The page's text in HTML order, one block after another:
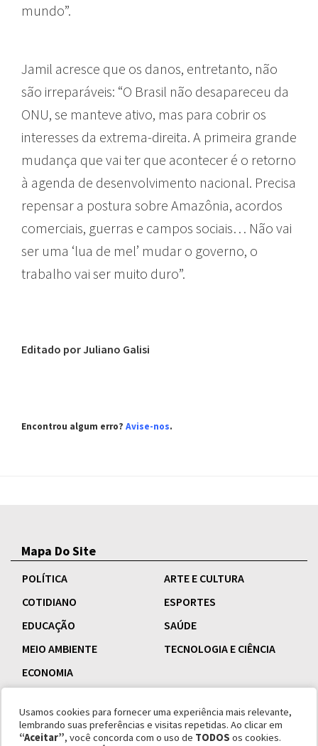
mundo”.
Jamil acresce que os danos, entretanto, não
são irreparáveis: “O Brasil não desapareceu da
ONU, se manteve ativo, mas para cobrir os
interesses da extrema-direita. A primeira grande
mudança que vai ter que acontecer é o retorno
à agenda de desenvolvimento nacional. Precisa
repensar a postura sobre Amazônia, acordos
comerciais, guerras e campos sociais… Não vai
ser uma ‘lua de mel’ mudar o governo, o
trabalho vai ser muito duro”.
Editado por Juliano Galisi
Encontrou algum erro? Avise-nos.
Mapa Do Site
POLÍTICA
ARTE E CULTURA
COTIDIANO
ESPORTES
EDUCAÇÃO
SAÚDE
MEIO AMBIENTE
TECNOLOGIA E CIÊNCIA
ECONOMIA
Usamos cookies para fornecer uma experiência mais relevante,
lembrando suas preferências e visitas repetidas. Ao clicar em
“Aceitar”, você concorda com o uso de TODOS os cookies.